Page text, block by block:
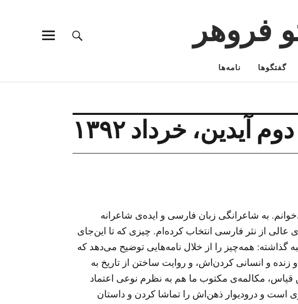
فروهر
نامه‌ها گفتگوها
آیدین، خرداد ۱۳۹۲
به شاعرانگی زبان فارسی و ایده‌ی شاعرانه
عالی از نثر فارسی انتخاب کرده‌ام. چیزی که تا این‌جای
همه‌چیز را از خلال نامه‌هایی توضیح می‌دهد که
و انسانی کردن‌اش، و روایت ساختن از تاریخ به
قیاس، مکالمه‌ی مکتوب ما هم به نظرم نوعی اعتماد
است و درودیوار ذهن‌اش را تماشا کردن و داستان